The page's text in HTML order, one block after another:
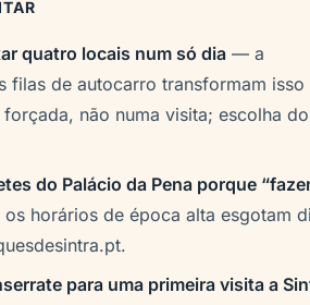
quatro locais num só dia — a
filas de autocarro transformam isso
forçada, não numa visita; escolha
do Palácio da Pena porque
horários de época alta esgotam
para uma primeira visita a